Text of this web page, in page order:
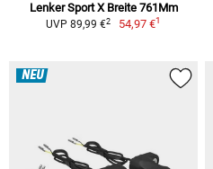
Lenker Sport X Breite 761Mm
UVP 89,99 €2 54,97 €1
NEU